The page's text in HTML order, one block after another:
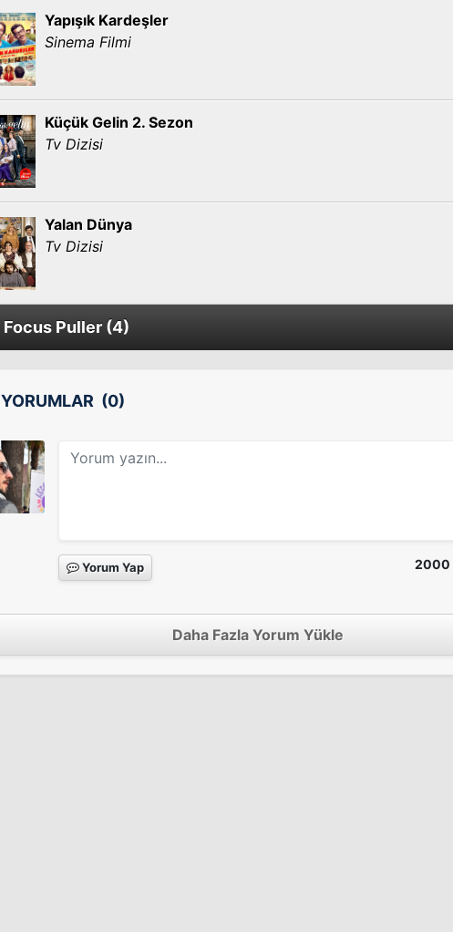
Yapışık Kardeşler
Sinema Filmi
Küçük Gelin 2. Sezon
Tv Dizisi
Yalan Dünya
Tv Dizisi
Focus Puller (4)
Tv Dizisi
Yalan Dünya 2. Sezon
Yalan Dünya 1. Sezon
YORUMLAR (0)
Yorum Yap 2000
Daha Fazla Yorum Yükle